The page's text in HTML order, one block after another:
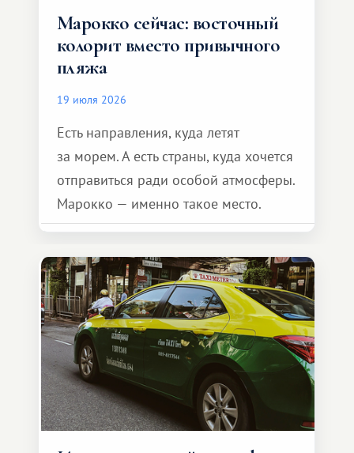
Марокко сейчас: восточный
колорит вместо привычного
пляжа
19 июля 2026
Есть направления, куда летят
за морем. А есть страны, куда хочется
отправиться ради особой атмосферы.
Марокко — именно такое место.